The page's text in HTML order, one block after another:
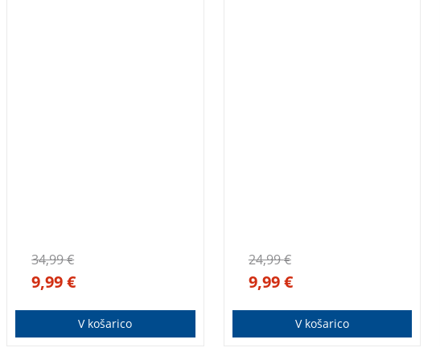
34,99€
9,99€
V košarico
24,99€
9,99€
V košarico